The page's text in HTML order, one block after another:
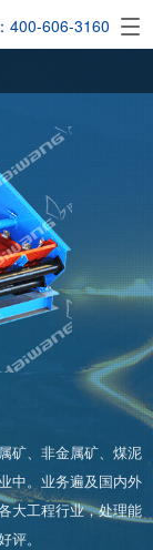
400-606-3160
矿、非金属矿、煤泥
中。业务遍及国内外
大工程行业，处理能
。